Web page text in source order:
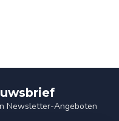
Newsletter-Angeboten